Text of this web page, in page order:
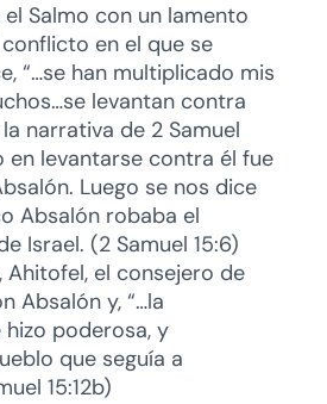
Salmo con un lamento
en el que se
“…se han multiplicado mis
levantan contra
la narrativa de 2 Samuel
en levantarse contra él fue
Luego se nos dice
Absalón robaba el
Israel. (2 Samuel 15:6)
Ahitofel, el consejero de
Absalón y, “…la
poderosa, y
que seguía a
15:12b)